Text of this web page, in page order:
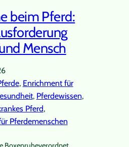
beim Pferd:
Mensch
, Enrichment für
, Pferdewissen,
Pferd,
Pferdemenschen